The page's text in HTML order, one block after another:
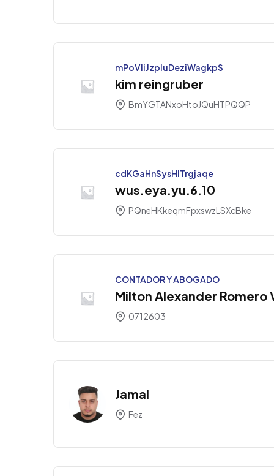
mPoVliJzpluDeziWagkpS
kim reingruber
BmYGTANxoHtoJQuHTPQQP
cdKGaHnSysHlTrgjaqe
wus.eya.yu.6.10
PQneHKkeqmFpxswzLSXcBke
CONTADOR Y ABOGADO
Milton Alexander Romero
0712603
Jamal
Fez